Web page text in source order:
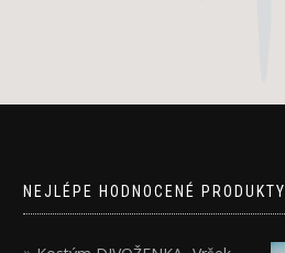
NEJLÉPE HODNOCENÉ PRODUKTY